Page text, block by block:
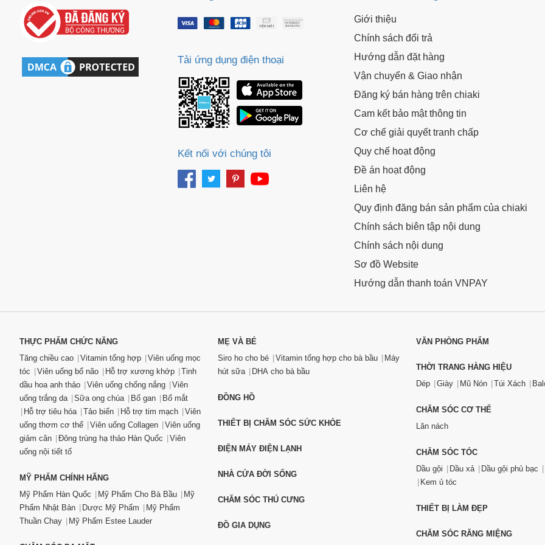
Tải ứng dụng điện thoại
Kết nối với chúng tôi
Giới thiệu
Chính sách đổi trả
Hướng dẫn đặt hàng
Vận chuyển & Giao nhận
Đăng ký bán hàng trên chiaki
Cam kết bảo mật thông tin
Cơ chế giải quyết tranh chấp
Quy chế hoạt động
Đề án hoạt động
Liên hệ
Quy định đăng bán sản phẩm của chiaki
Chính sách biên tập nội dung
Chính sách nội dung
Sơ đồ Website
Hướng dẫn thanh toán VNPAY
THỰC PHẨM CHỨC NĂNG
Tăng chiều cao
Vitamin tổng hợp
Viên uống mọc
tóc
Viên uống bổ não Hỗ trợ xương khớp
Tinh
dầu hoa anh thảo
Viên uống chống nắng
Viên
uống trắng da
Sữa ong chúa Bổ gan
Bổ mắt
Hỗ trợ tiêu hóa
Tảo biển Hỗ trợ tim mạch
Viên
uống thơm cơ thể
Viên uống Collagen
Viên uống
giảm cân
Đông trùng hạ thảo Hàn Quốc
Viên
uống nội tiết tố
MỸ PHẨM CHÍNH HÃNG
Mỹ Phẩm Hàn Quốc
Mỹ Phẩm Cho Bà Bầu
Mỹ
Phẩm Nhật Bản
Dược Mỹ Phẩm
Mỹ Phẩm
Thuần Chay
Mỹ Phẩm Estee Lauder
MẸ VÀ BÉ
Siro ho cho bé
Vitamin tổng hợp cho bà bầu
Máy
hút sữa
DHA cho bà bầu
ĐỒNG HỒ
THIẾT BỊ CHĂM SÓC SỨC KHỎE
ĐIỆN MÁY ĐIỆN LẠNH
NHÀ CỬA ĐỜI SỐNG
CHĂM SÓC THÚ CƯNG
ĐỒ GIA DỤNG
VĂN PHÒNG PHẨM
THỜI TRANG HÀNG HIỆU
Dép
Giày Mũ Nón Túi Xách
CHĂM SÓC CƠ THỂ
Lăn nách
CHĂM SÓC TÓC
Dầu gội
Dầu xả Dầu gội phủ bạc
Kem ủ tóc
THIẾT BỊ LÀM ĐẸP
CHĂM SÓC RĂNG MIỆNG